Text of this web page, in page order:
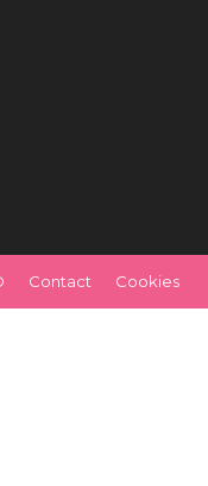
Contact Cookies